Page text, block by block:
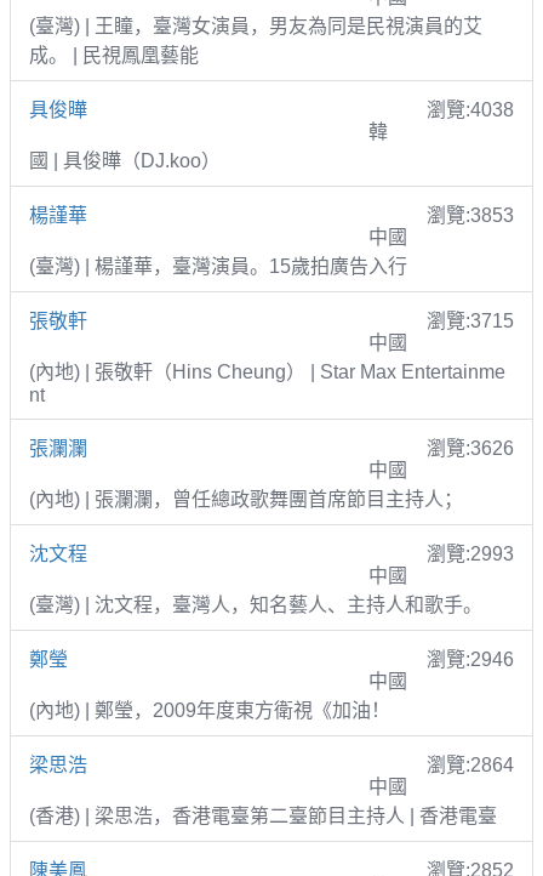
(臺灣) | 王瞳，臺灣女演員，男友為同是民視演員的艾
成。 | 民視鳳凰藝能
具俊曄
瀏覽:4038
韓
國 | 具俊曄（DJ.koo）
楊謹華
瀏覽:3853
中國
(臺灣) | 楊謹華，臺灣演員。15歲拍廣告入行
張敬軒
瀏覽:3715
中國
(內地) | 張敬軒（Hins Cheung） | Star Max Entertainme
nt
張瀾瀾
瀏覽:3626
中國
(內地) | 張瀾瀾，曾任總政歌舞團首席節目主持人；
沈文程
瀏覽:2993
中國
(臺灣) | 沈文程，臺灣人，知名藝人、主持人和歌手。
鄭瑩
瀏覽:2946
中國
(內地) | 鄭瑩，2009年度東方衛視《加油！
梁思浩
瀏覽:2864
中國
(香港) | 梁思浩，香港電臺第二臺節目主持人 | 香港電臺
陳美鳳
瀏覽:2852